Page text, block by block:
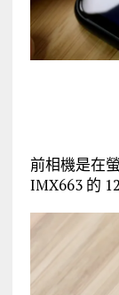
前相機是在
IMX663 的